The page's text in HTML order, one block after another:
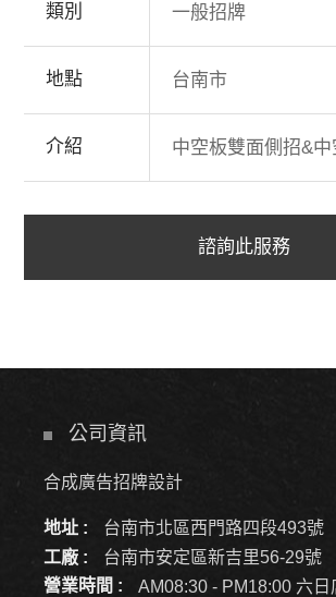
類別 一般招牌
地點 台南市
介紹 中空板雙面側招&
諮詢此服務
公司資訊
合成廣告招牌設計
地址 :
台南市北區西門路四段493號
工廠 :
台南市安定區新吉里56-29號
營業時間 :
AM08:30 - PM18:00 六日